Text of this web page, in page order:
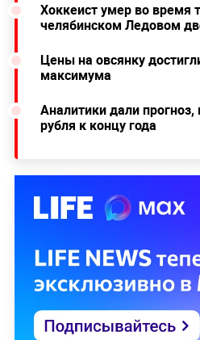
Хоккеист умер во время
челябинском Ледовом
Цены на овсянку
максимума
Аналитики дали прогноз,
рубля к концу года